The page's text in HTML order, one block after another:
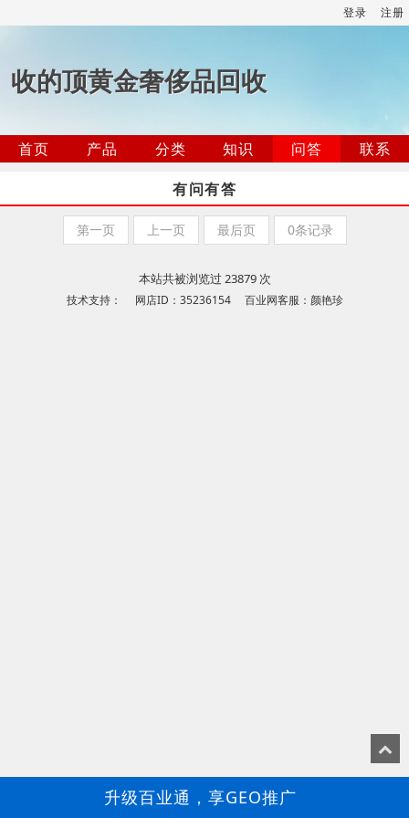
登录 注册
收的顶黄金奢侈品回收
首页 产品 分类 知识 问答
联系
有问有答
第一页 上一页 最后页 0条记录
本站共被浏览过 23879 次
技术支持： 网店ID：35236154 百业网客服：颜艳珍
升级百业通，享GEO推广